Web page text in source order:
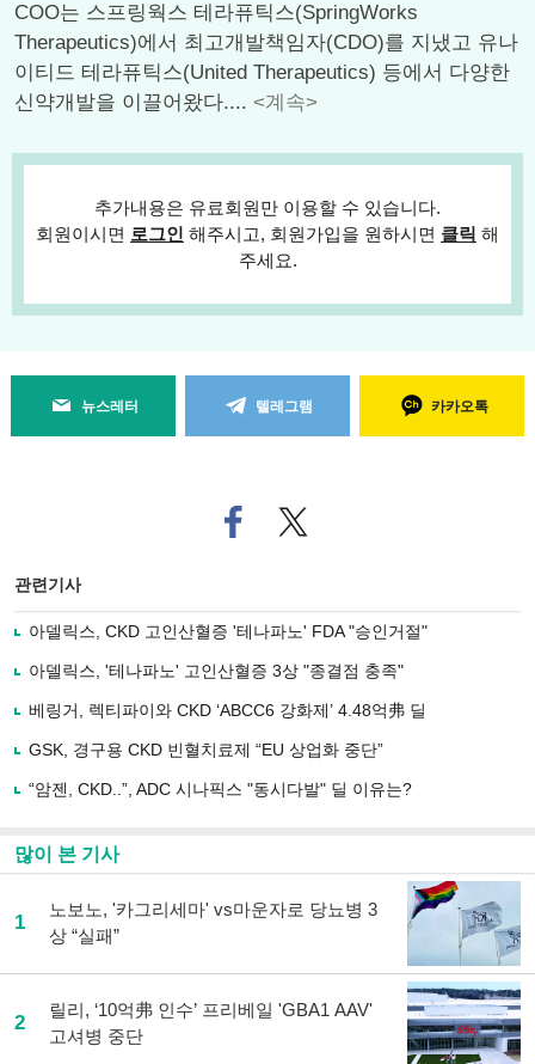
COO는 스프링웍스 테라퓨틱스(SpringWorks
Therapeutics)에서 최고개발책임자(CDO)를 지냈고 유나
이티드 테라퓨틱스(United Therapeutics) 등에서 다양한
신약개발을 이끌어왔다.... <계속>
추가내용은 유료회원만 이용할 수 있습니다.
회원이시면 로그인 해주시고, 회원가입을 원하시면 클릭 해
주세요.
뉴스레터 텔레그램 카카오톡
페
이
로
기
사
유
기
트위
터로
관련기사
아델릭스, CKD 고인산혈증 '테나파노' FDA "승인거절"
아델릭스, '테나파노' 고인산혈증 3상 "종결점 충족"
베링거, 렉티파이와 CKD ‘ABCC6 강화제’ 4.48억弗 딜
GSK, 경구용 CKD 빈혈치료제 “EU 상업화 중단”
“암젠, CKD..”, ADC 시나픽스 "동시다발" 딜 이유는?
많이 본 기사
1
노보노, '카그리세마' vs마운자로 당뇨병 3
상 “실패”
2
릴리, ‘10억弗 인수’ 프리베일 'GBA1 AAV'
고셔병 중단